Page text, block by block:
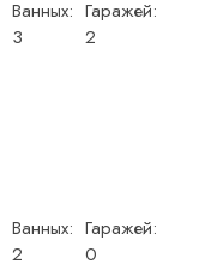
Ванных:
3
Гаражей:
2
Ванных:
2
Гаражей:
0